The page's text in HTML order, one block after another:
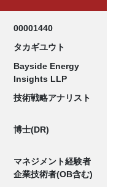
00001440
タカギユウト
Bayside Energy
Insights LLP
技術戦略アナリスト
博士(DR)
マネジメント経験者
企業技術者(OB含む)